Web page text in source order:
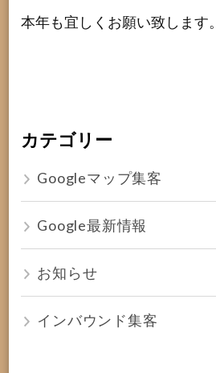
本年も宜しくお願い致します。
カテゴリー
Googleマップ集客
Google最新情報
お知らせ
インバウンド集客